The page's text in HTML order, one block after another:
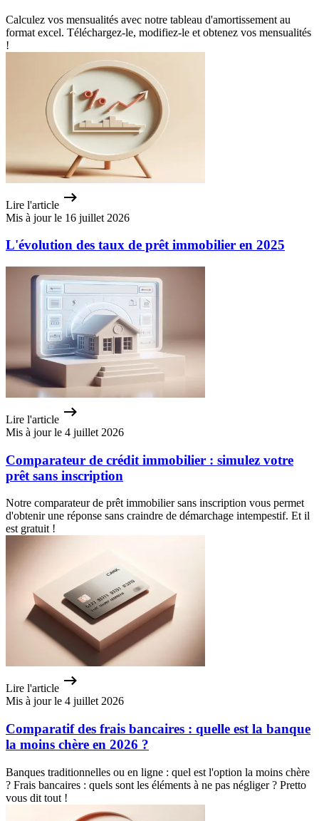
Calculez vos mensualités avec notre tableau d'amortissement au
format excel. Téléchargez-le, modifiez-le et obtenez vos mensualités
!
Lire l'article
Mis à jour le 16 juillet 2026
L'évolution des taux de prêt immobilier en 2025
Lire l'article
Mis à jour le 4 juillet 2026
Comparateur de crédit immobilier : simulez votre
prêt sans inscription
Notre comparateur de prêt immobilier sans inscription vous permet
d'obtenir une réponse sans craindre de démarchage intempestif. Et il
est gratuit !
Lire l'article
Mis à jour le 4 juillet 2026
Comparatif des frais bancaires : quelle est la banque
la moins chère en 2026 ?
Banques traditionnelles ou en ligne : quel est l'option la moins chère
? Frais bancaires : quels sont les éléments à ne pas négliger ? Pretto
vous dit tout !